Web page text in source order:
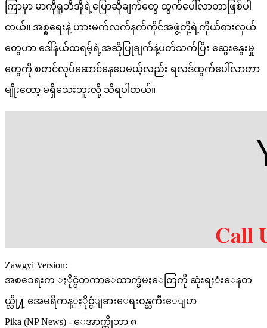
ကြာမှာ မာကိုရူဘီအိုရဲ့ပြောဆိုချက်တွေ ထွက်ပေါ်လာတာဖြစ်ပါ
တယ်။ အစ္စရေးနဲ့ ဟားမက်လက်နက်ကိုင်အဖွဲ့တို့ရဲ့ကိုယ်စားလှယ်
တွေဟာ ဒေါ်နယ်ထရမ့်ရဲ့အဆိုပြုချက်နဲ့ပတ်သက်ပြီး ဆွေးနွေးမှု
တွေကို စတင်လုပ်ဆောင်နေပေမယ့်လည်း ရလဒ်ထွက်ပေါ်လာတာ
မျိုးတော့ မရှိသေးဘူးလို့ သိရပါတယ်။
Zawgyi Version:
အစၥေရးက ႏိုင္ငံတကာေထာက္ခံမႈေတြကို ဆုံးရႈံးေနတ
ယ္လို႔ အေမရိကန္ႏိုင္ငံျခားေရးဝန္ႀကီးေျပာ
Pika (NP News) - ေအာက္တိုဘာ ၈